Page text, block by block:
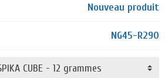
Nouveau produit
NG45-R290